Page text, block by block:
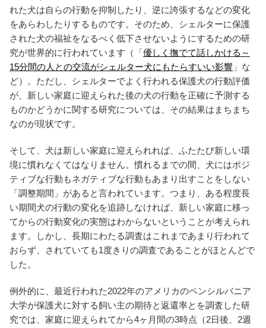
れた犬は自らの行動を抑制したり、逆に誇張するなどの変化
をあらわしたりするものです。そのため、シェルターに保護
された犬の福祉をなるべく低下させないようにするための研
究が世界的に行われています（「優しく撫でて話しかける～
15分間の人との交流がシェルター犬にもたらすいい影響 」な
ど）。ただし、シェルターでよく行われる保護犬の行動評価
が、新しい家庭に迎えられた後の犬の行動を正確に予測する
ものかどうかに関する研究については、その結果はまちまち
なのが現状です。
そして、犬は新しい家庭に迎えられれば、ふたたび新しい環
境に慣れなくてはなりません。慣れるまでの間、犬にはポジ
ティブな行動もネガティブな行動もあまり出すことをしない
「調整期間」があると言われています。つまり、ある程度長
い期間犬の行動の変化を追跡しなければ、新しい家庭に移っ
てからの行動変化の実態はわからないということが考えられ
ます。しかし、長期にわたる調査はこれまであまり行われて
おらず、されていても1度きりの調査であることがほとんどで
した。
例外的に、最近行われた2022年のアメリカのペンシルバニア
大学が保護犬に対する飼い主の期待と返還率とを調査した研
究では、家庭に迎えられてから4ヶ月間の3時点（2日後、2週